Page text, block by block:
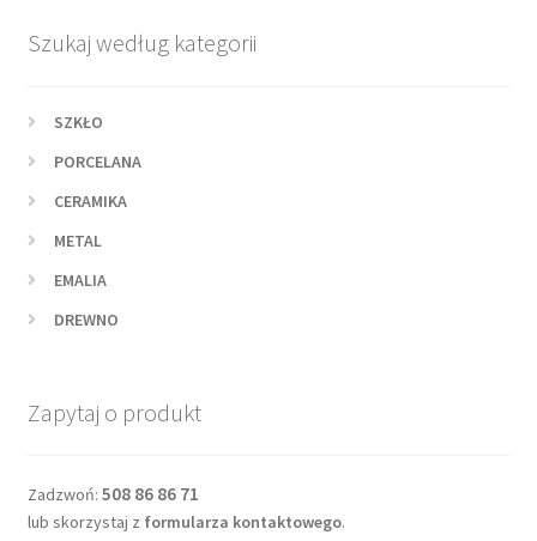
Szukaj według kategorii
SZKŁO
PORCELANA
CERAMIKA
METAL
EMALIA
DREWNO
Zapytaj o produkt
Zadzwoń: 508 86 86 71
lub skorzystaj z formularza kontaktowego.